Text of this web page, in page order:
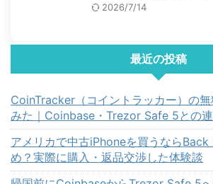
2026/7/14
最近の投稿
CoinTracker（コイントラッカー）の
みた｜Coinbase・Trezor Safe 5との
アメリカで中古iPhoneを買うなら
め？実際に購入・返品交渉した体験談